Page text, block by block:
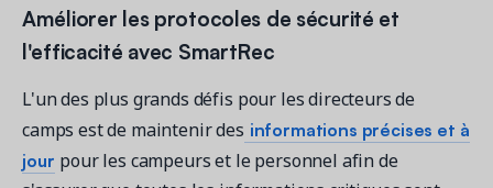
Améliorer les protocoles de sécurité et
l'efficacité avec SmartRec
L'un des plus grands défis pour les directeurs de
camps est de maintenir des informations précises et à
jour pour les campeurs et le personnel afin de